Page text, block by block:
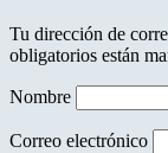
Tu dirección de
obligatorios están
Nombre
Correo electrónico